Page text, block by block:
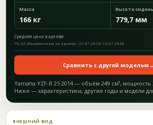
Масса
166 кг
Высота
779,7 мм
Средняя цена в архиве
По 32 объявлениям из архива · 27.07.2014–12.07.2026
Сравнить с другой моделью →
Yamaha YZF-R 25 2014 — объём 249 см³, мощность
Ниже — характеристики, другие годы и модели
ВНЕШНИЙ ВИД